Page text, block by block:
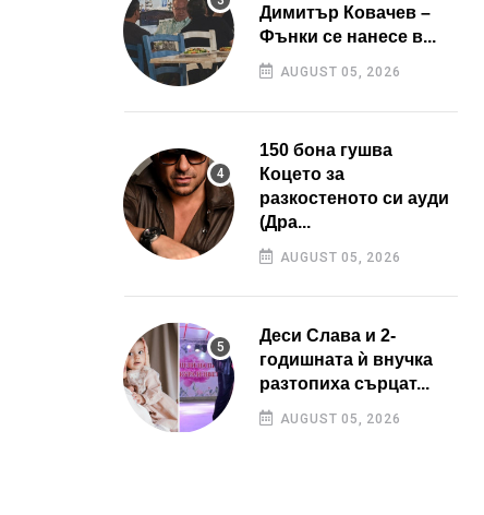
Димитър Ковачев –
Фънки се нанесе в...
AUGUST 05, 2026
150 бона гушва
Коцето за
разкостеното си ауди
(Дра...
AUGUST 05, 2026
Деси Слава и 2-
годишната ѝ внучка
разтопиха сърцат...
AUGUST 05, 2026